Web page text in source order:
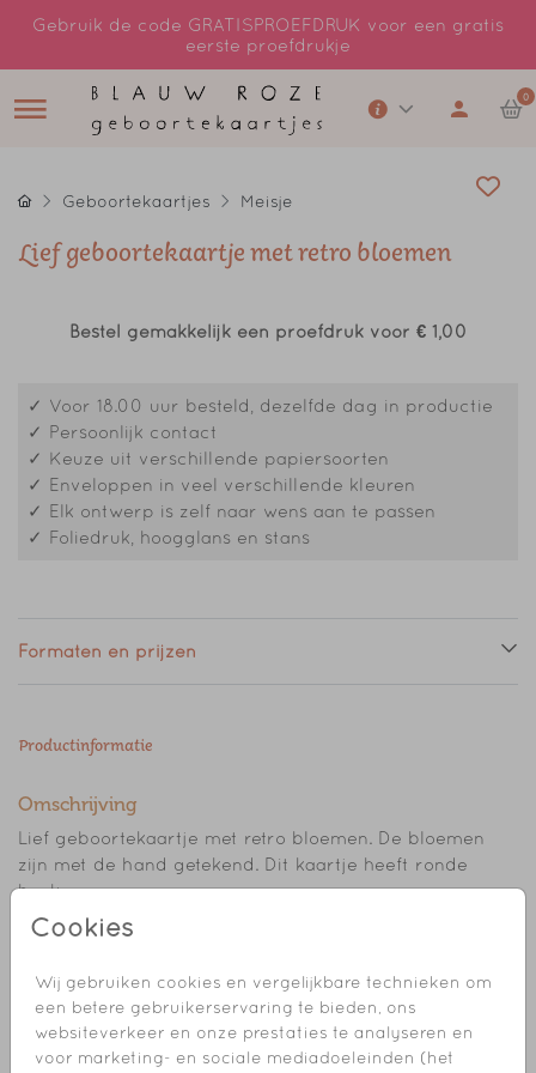
Gebruik de code GRATISPROEFDRUK voor een gratis
eerste proefdrukje
0
Cookies
Wij gebruiken cookies en vergelijkbare technieken om
een betere gebruikerservaring te bieden, ons
websiteverkeer en onze prestaties te analyseren en
voor marketing- en sociale mediadoeleinden (het
Geboortekaartjes Meisje
Lief geboortekaartje met retro bloemen
Bestel gemakkelijk een proefdruk voor € 1,00
✓ Voor 18.00 uur besteld, dezelfde dag in productie
✓ Persoonlijk contact
✓ Keuze uit verschillende papiersoorten
✓ Enveloppen in veel verschillende kleuren
✓ Elk ontwerp is zelf naar wens aan te passen
✓ Foliedruk, hoogglans en stans
Formaten en prijzen
Productinformatie
Omschrijving
Lief geboortekaartje met retro bloemen. De bloemen
zijn met de hand getekend. Dit kaartje heeft ronde
hoeken.
Maak er met behulp van de editor jullie eigen
Kom je er niet helemaal uit en heb je help nodig?
Mail gerust!
Collectie
Meisje